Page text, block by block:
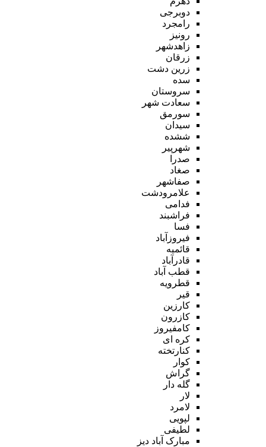
دوبرجی
رامجرد
رونیز
زاهدشهر
زرقان
زرین دشت
سده
سروستان
سعادت شهر
سورمق
سیدان
ششده
شهرپیر
صدرا
صغاد
صفاشهر
علامرودشت
فدامی
فراشبند
فسا
فیروزآباد
قائمیه
قادرآباد
قطب آباد
قطرویه
قیر
کارزین
کازرون
کامفیروز
کره ای
کنارتخته
کوار
گراش
گله دار
لار
لامرد
لپویی
لطیفی
مبارک آباد دیز